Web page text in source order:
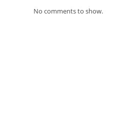
No comments to show.